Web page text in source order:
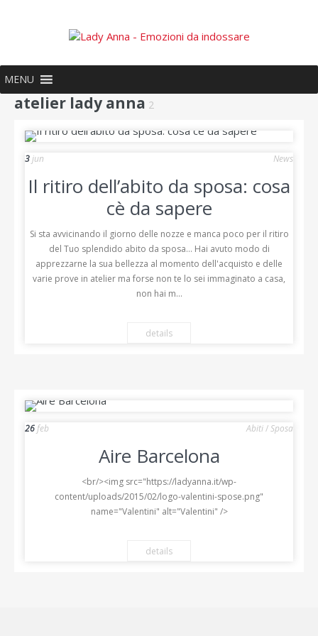
MENU
atelier lady anna 2
3jun News
Il ritiro dell’abito da sposa: cosa
cè da sapere
Si sta avvicinando il giorno delle nozze e manca poco per il ritiro
del Tuo splendido abito da sposa... Hai avuto modo di
apprezzarne la sua bellezza al momento dell'acquisto e delle
varie prove in atelier ma forse non te lo sei immaginato a casa,
non hai m...
details
26feb Abiti/Sposa
Aire Barcelona
<br/><img src="https://ladyanna.it/wp-
content/uploads/2015/02/logo-valentini-spose.png"
name="Valentini" alt="Valentini" />
details